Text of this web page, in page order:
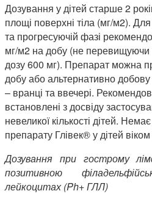
Дозування у дітей старше 2
площі поверхні тіла (мг/м2).
та прогресуючій фазі
мг/м2 на добу (не
дозу 600 мг). Препарат можна
добу або альтернативно
­­– вранці та ввечері.
встановлені з досвіду
невеликої кількості дітей.
препарату Глівек® у дітей
Дозування при гострому
позитивною
лейкоцитах(Ph+ ГЛЛ)